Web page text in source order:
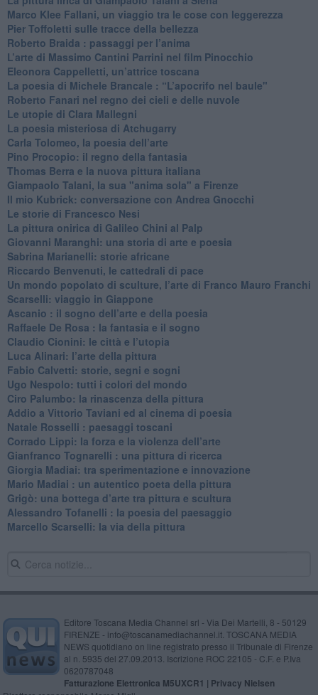
​Marco Klee Fallani, un viaggio tra le cose con leggerezza
​Pier Toffoletti sulle tracce della bellezza
​Roberto Braida : passaggi per l’anima
​L’arte di Massimo Cantini Parrini nel film Pinocchio
Eleonora Cappelletti, un’attrice toscana
​La poesia di Michele Brancale : “L’apocrifo nel baule"
Roberto Fanari nel regno dei cieli e delle nuvole
Le utopie di Clara Mallegni
​La poesia misteriosa di Atchugarry
Carla Tolomeo, la poesia dell’arte
Pino Procopio: il regno della fantasia
Thomas Berra e la nuova pittura italiana
Giampaolo Talani, la sua "anima sola" a Firenze
Il mio Kubrick: conversazione con Andrea Gnocchi
Le storie di Francesco Nesi
​La pittura onirica di Galileo Chini al Palp
​Giovanni Maranghi: una storia di arte e poesia
Sabrina Marianelli: storie africane
​Riccardo Benvenuti, le cattedrali di pace
​Un mondo popolato di sculture, l’arte di Franco Mauro Franchi
​Scarselli: viaggio in Giappone
​Ascanio : il sogno dell’arte e della poesia
Raffaele De Rosa : la fantasia e il sogno
​Claudio Cionini: le città e l’utopia
Luca Alinari: l’arte della pittura
​Fabio Calvetti: storie, segni e sogni
Ugo Nespolo: tutti i colori del mondo
​Ciro Palumbo: la rinascenza della pittura
​Addio a Vittorio Taviani ed al cinema di poesia
​Natale Rosselli : paesaggi toscani
​Corrado Lippi: la forza e la violenza dell’arte
Gianfranco Tognarelli : una pittura di ricerca
Giorgia Madiai: tra sperimentazione e innovazione
Mario Madiai : un autentico poeta della pittura
Grigò: una bottega d’arte tra pittura e scultura
Alessandro Tofanelli : la poesia del paesaggio
​Marcello Scarselli: la via della pittura
Editore Toscana Media Channel srl - Via Dei Martelli, 8 - 50129
FIRENZE - info@toscanamediachannel.it. TOSCANA MEDIA
NEWS quotidiano on line registrato presso il Tribunale di Firenze
al n. 5935 del 27.09.2013. Iscrizione ROC 22105 - C.F. e P.Iva
0620787048
Fatturazione Elettronica M5UXCR1 | Privacy Nielsen